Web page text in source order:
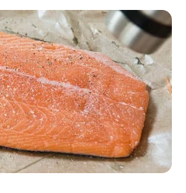
CƏMİYYƏT
Gürcüstandaqəzada
0